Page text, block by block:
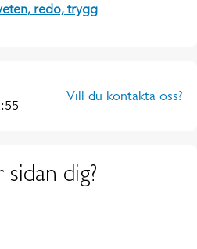
redo, trygg
Vill du kontakta oss?
dig?